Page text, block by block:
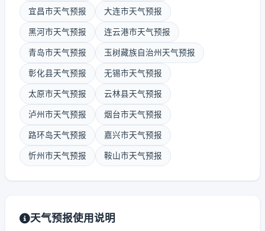
宜昌市天气预报 大连市天气预报
黑河市天气预报 连云港市天气预报
青岛市天气预报 玉树藏族自治州天气预报
彰化县天气预报 无锡市天气预报
太原市天气预报 云林县天气预报
泸州市天气预报 烟台市天气预报
路环岛天气预报 嘉兴市天气预报
忻州市天气预报 鞍山市天气预报
天气预报使用说明